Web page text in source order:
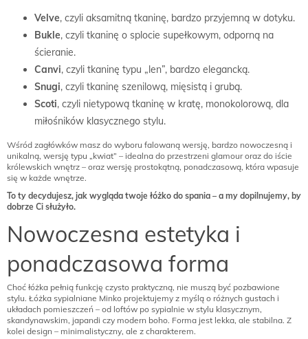
Velve, czyli aksamitną tkaninę, bardzo przyjemną w dotyku.
Bukle, czyli tkaninę o splocie supełkowym, odporną na
ścieranie.
Canvi, czyli tkaninę typu „len”, bardzo elegancką.
Snugi, czyli tkaninę szenilową, mięsistą i grubą.
Scoti, czyli nietypową tkaninę w kratę, monokolorową, dla
miłośników klasycznego stylu.
Wśród zagłówków masz do wyboru falowaną wersję, bardzo nowoczesną i
unikalną, wersję typu „kwiat” – idealna do przestrzeni glamour oraz do iście
królewskich wnętrz – oraz wersję prostokątną, ponadczasową, która wpasuje
się w każde wnętrze.
To ty decydujesz, jak wygląda twoje łóżko do spania – a my dopilnujemy, by
dobrze Ci służyło.
Nowoczesna estetyka i
ponadczasowa forma
Choć łóżka pełnią funkcję czysto praktyczną, nie muszą być pozbawione
stylu. Łóżka sypialniane Minko projektujemy z myślą o różnych gustach i
układach pomieszczeń – od loftów po sypialnie w stylu klasycznym,
skandynawskim, japandi czy modern boho. Forma jest lekka, ale stabilna. Z
kolei design – minimalistyczny, ale z charakterem.